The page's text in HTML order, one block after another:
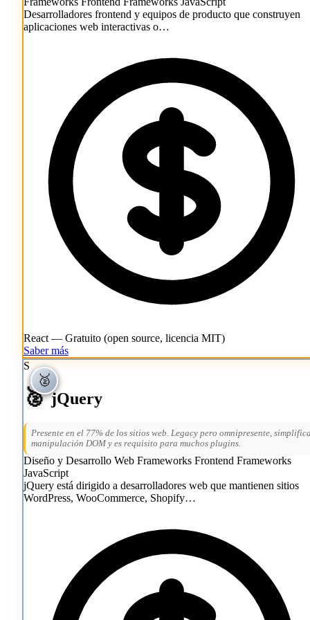
Desarrolladores frontend y equipos de producto que construyen
aplicaciones web interactivas o…
React — Gratuito (open source, licencia MIT)
Saber más
🥈
🥈
S
🥈jQuery
Presente en el 77% de los sitios web. Legacy pero omnipresente,
manipulación DOM y es requisito para muchos plugins.
Diseño y Desarrollo Web Frameworks Frontend Frameworks
JavaScript
jQuery está dirigido a desarrolladores web que mantienen sitios
WordPress, WooCommerce, Shopify…